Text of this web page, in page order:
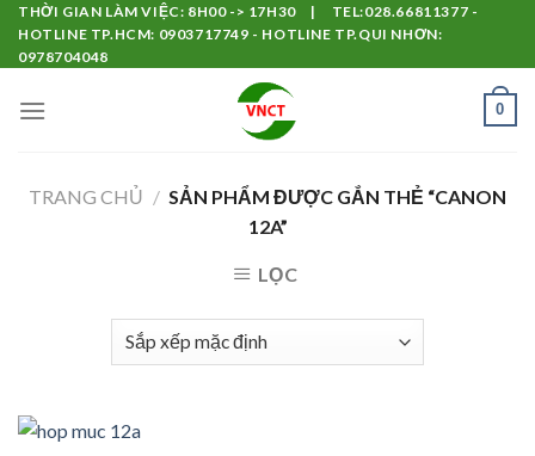
Skip
content
THỜI GIAN LÀM VIỆC: 8H00 -> 17H30 | TEL:028.66811377 -
HOTLINE TP.HCM: 0903717749 - HOTLINE TP.QUI NHƠN:
0978704048
0
TRANG CHỦ / SẢN PHẨM ĐƯỢC GẮN THẺ “CANON
12A”
LỌC